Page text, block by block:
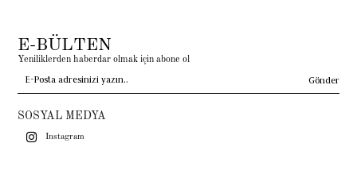
E-BÜLTEN
Yeniliklerden haberdar olmak için abone ol
Gönder
SOSYAL MEDYA
Instagram